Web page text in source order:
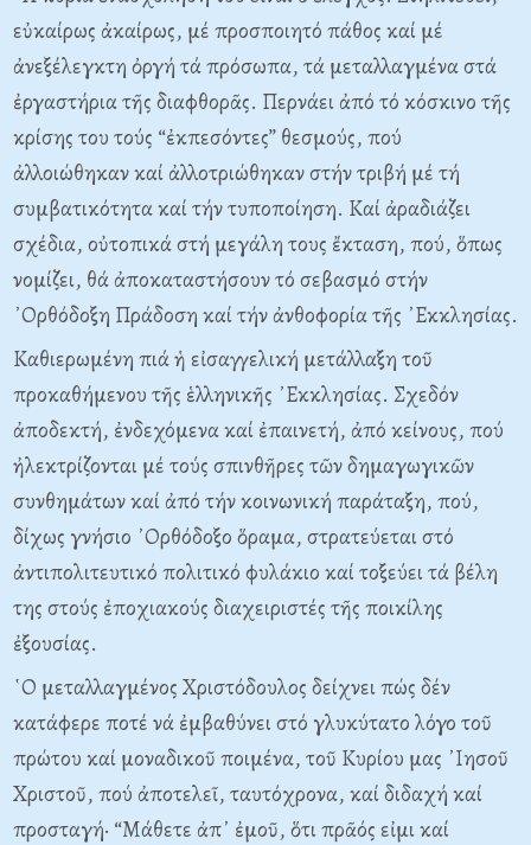
εὐκαίρως ἀκαίρως, μέ προσποιητό πάθος καί μέ
ἀνεξέλεγκτη ὀργή τά πρόσωπα, τά μεταλλαγμένα στά
ἐργαστήρια τῆς διαφθορᾶς. Περνάει ἀπό τό κόσκινο τῆς
κρίσης του τούς “ἐκπεσόντες” θεσμούς, πού
ἀλλοιώθηκαν καί ἀλλοτριώθηκαν στήν τριβή μέ τή
συμβατικότητα καί τήν τυποποίηση. Καί ἀραδιάζει
σχέδια, οὐτοπικά στή μεγάλη τους ἔκταση, πού, ὅπως
νομίζει, θά ἀποκαταστήσουν τό σεβασμό στήν
᾿Ορθόδοξη Πράδοση καί τήν ἀνθοφορία τῆς ᾿Εκκλησίας.
Καθιερωμένη πιά ἡ εἰσαγγελική μετάλλαξη τοῦ
προκαθήμενου τῆς ἑλληνικῆς ᾿Εκκλησίας. Σχεδόν
ἀποδεκτή, ἐνδεχόμενα καί ἐπαινετή, ἀπό κείνους, πού
ἠλεκτρίζονται μέ τούς σπινθῆρες τῶν δημαγωγικῶν
συνθημάτων καί ἀπό τήν κοινωνική παράταξη, πού,
δίχως γνήσιο ᾿Ορθόδοξο ὅραμα, στρατεύεται στό
ἀντιπολιτευτικό πολιτικό φυλάκιο καί τοξεύει τά βέλη
της στούς ἐποχιακούς διαχειριστές τῆς ποικίλης
ἐξουσίας.
῾Ο μεταλλαγμένος Χριστόδουλος δείχνει πώς δέν
κατάφερε ποτέ νά ἐμβαθύνει στό γλυκύτατο λόγο τοῦ
πρώτου καί μοναδικοῦ ποιμένα, τοῦ Κυρίου μας ᾿Ιησοῦ
Χριστοῦ, πού ἀποτελεῖ, ταυτόχρονα, καί διδαχή καί
προσταγή· “Μάθετε ἀπ᾿ ἐμοῦ, ὅτι πρᾶός εἰμι καί